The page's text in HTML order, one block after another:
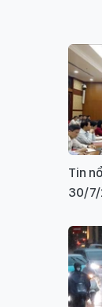
Tin
30/